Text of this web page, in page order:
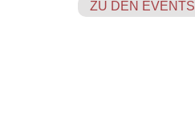
ZU DEN EVENTS